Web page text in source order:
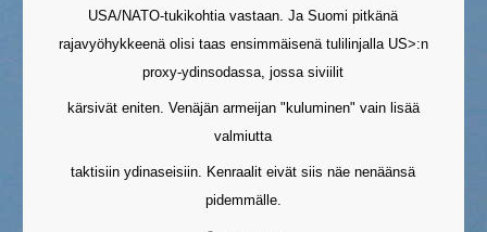
USA/NATO-tukikohtia vastaan. Ja Suomi pitkänä
rajavyöhykkeenä olisi taas ensimmäisenä tulilinjalla US>:n
proxy-ydinsodassa, jossa siviilit
kärsivät eniten. Venäjän armeijan "kuluminen" vain lisää
valmiutta
taktisiin ydinaseisiin. Kenraalit eivät siis näe nenäänsä
pidemmälle.